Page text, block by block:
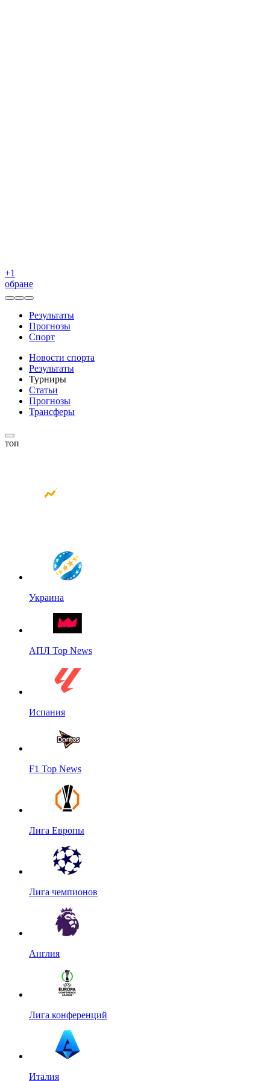
+1
обране
Результаты
Прогнозы
Спорт
Новости спорта
Результаты
Турниры
Статьи
Прогнозы
Трансферы
топ
Украина
АПЛ Top News
Испания
F1 Top News
Лига Европы
Лига чемпионов
Англия
Лига конференций
Италия